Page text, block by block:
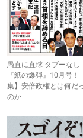
愚直に直球 タブーなし
『紙の爆弾』10月号！
集】安倍政権とは何だ
のか